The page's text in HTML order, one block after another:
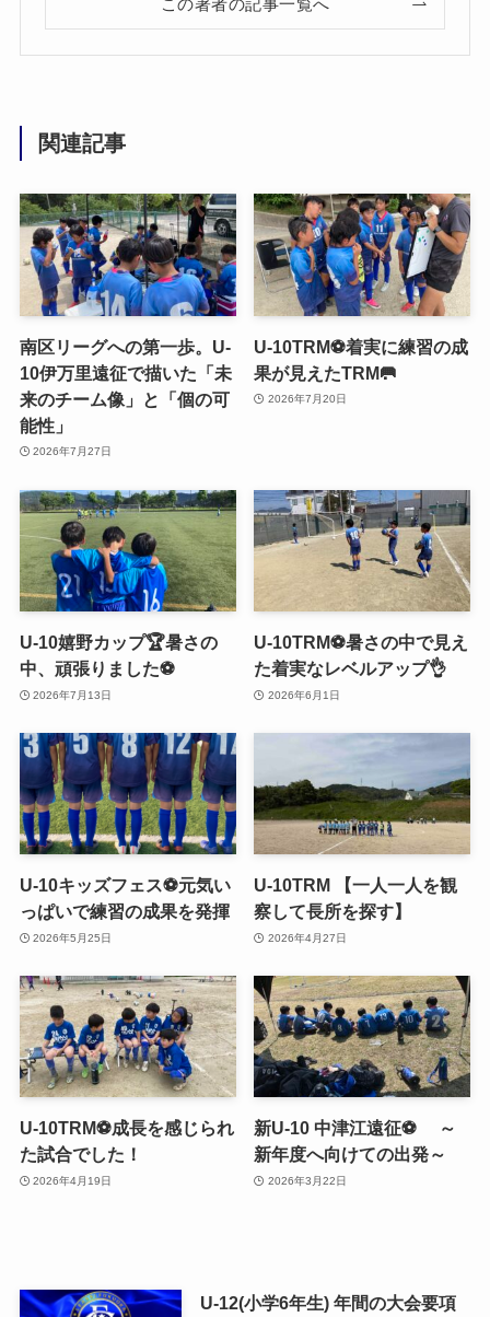
この著者の記事一覧へ
関連記事
南区リーグへの第一歩。U-
10伊万里遠征で描いた「未
来のチーム像」と「個の可
能性」
2026年7月27日
U-10TRM⚽️着実に練習の成
果が見えたTRM🥅
2026年7月20日
U-10嬉野カップ🏆暑さの
中、頑張りました⚽️
2026年7月13日
U-10TRM⚽️暑さの中で見え
た着実なレベルアップ👌
2026年6月1日
U-10キッズフェス⚽️元気い
っぱいで練習の成果を発揮
2026年5月25日
U-10TRM 【一人一人を観
察して長所を探す】
2026年4月27日
U-10TRM⚽️成長を感じられ
た試合でした！
2026年4月19日
新U-10 中津江遠征⚽ ～
新年度へ向けての出発～
2026年3月22日
U-12(小学6年生) 年間の大会要項